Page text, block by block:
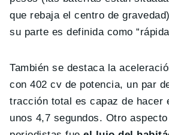
que rebaja el centro de
su parte es definida como
También se destaca la
con 402 cv de potencia, un par
tracción total es capaz de hacer
unos 4,7 segundos. Otro